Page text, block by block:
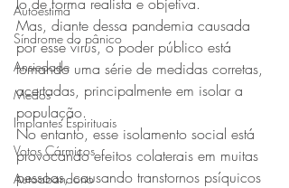
Autoestima
Síndrome do pânico
Ansiedade
Medos
Implantes Espirituais
Votos Cármicos
Autoabandono
Mas, diante dessa pandemia causada
por esse vírus, o poder público está
tomando uma série de medidas corretas,
acertadas, principalmente em isolar a
população.
No entanto, esse isolamento social está
provocando efeitos colaterais em muitas
pessoas, causando transtornos psíquicos